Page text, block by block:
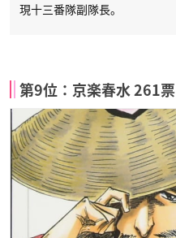
現十三番隊副隊長。
第9位：京楽春水 261票